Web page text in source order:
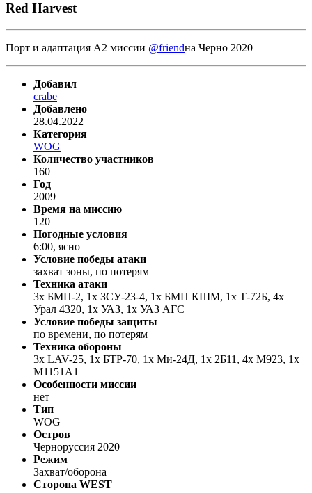
Red Harvest
Порт и адаптация А2 миссии @friendна Черно 2020
Добавил
crabe
Добавлено
28.04.2022
Категория
WOG
Количество участников
160
Год
2009
Время на миссию
120
Погодные условия
6:00, ясно
Условие победы атаки
захват зоны, по потерям
Техника атаки
3x БМП-2, 1x ЗСУ-23-4, 1х БМП КШМ, 1х Т-72Б, 4х
Урал 4320, 1х УАЗ, 1х УАЗ АГС
Условие победы защиты
по времени, по потерям
Техника обороны
3х LAV-25, 1х БТР-70, 1х Ми-24Д, 1х 2Б11, 4х M923, 1х
M1151A1
Особенности миссии
нет
Тип
WOG
Остров
Черноруссия 2020
Режим
Захват/оборона
Сторона WEST